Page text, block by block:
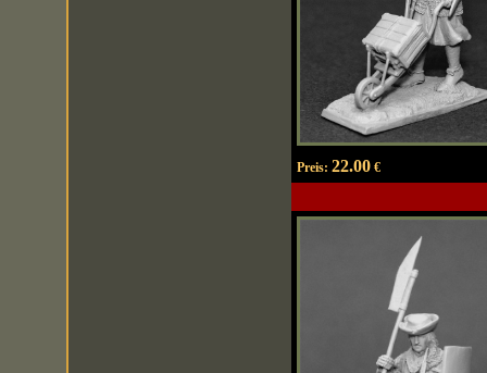
Preis: 22.00€